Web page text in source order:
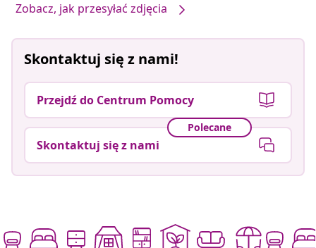
Zobacz, jak przesyłać zdjęcia
Skontaktuj się z nami!
Przejdź do Centrum Pomocy
Polecane
Skontaktuj się z nami